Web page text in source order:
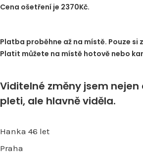
Cena ošetření je 2370Kč.
Platba proběhne až na místě. Pouze si
Platit můžete na místě hotově nebo
Viditelné změny jsem
pleti, ale hlavně viděla.
Hanka 46 let
Praha